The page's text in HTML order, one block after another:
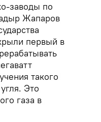
заводы по
Жапаров
первый в
такого
Это
газа в